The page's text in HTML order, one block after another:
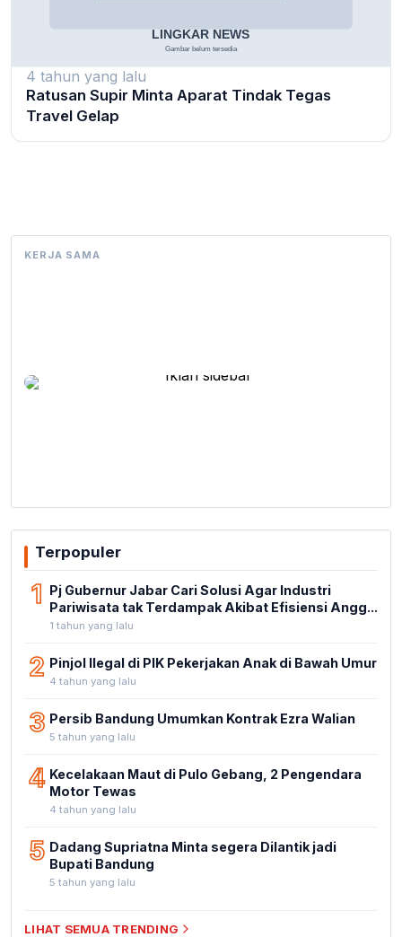
4 tahun yang lalu
Ratusan Supir Minta Aparat Tindak Tegas
Travel Gelap
KERJA SAMA
Terpopuler
1 Pj Gubernur Jabar Cari Solusi Agar Industri
Pariwisata tak Terdampak Akibat Efisiensi Angg...
1 tahun yang lalu
2 Pinjol Ilegal di PIK Pekerjakan Anak di Bawah Umur
4 tahun yang lalu
3 Persib Bandung Umumkan Kontrak Ezra Walian
5 tahun yang lalu
4 Kecelakaan Maut di Pulo Gebang, 2 Pengendara
Motor Tewas
4 tahun yang lalu
5 Dadang Supriatna Minta segera Dilantik jadi
Bupati Bandung
5 tahun yang lalu
LIHAT SEMUA TRENDING